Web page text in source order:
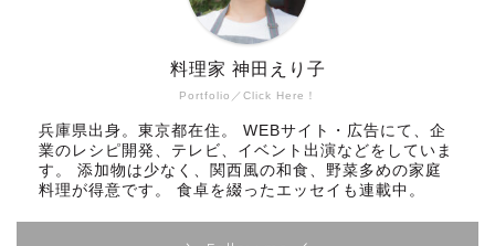
Portfolio／Click Here！
料理家 神田えり子
兵庫県出身。東京都在住。 WEBサイト・広告にて、企
業のレシピ開発、テレビ、イベント出演などをしていま
す。 添加物は少なく、関西風の和食、野菜多めの家庭
料理が得意です。 食卓を綴ったエッセイも連載中。